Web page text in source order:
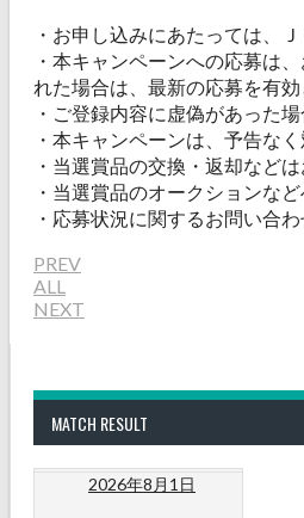
・お申し込みにあたっては、
・本キャンペーンへの応募は
れた場合は、最新の応募を有効
・ご登録内容に虚偽があった
・本キャンペーンは、予告な
・当選賞品の交換・返却など
・当選賞品のオークションな
・応募状況に関するお問い合
PREV
ALL
NEXT
MATCH RESULT
2026年8月1日